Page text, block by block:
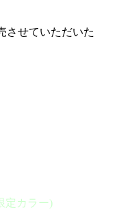
させていただいた
定カラー)